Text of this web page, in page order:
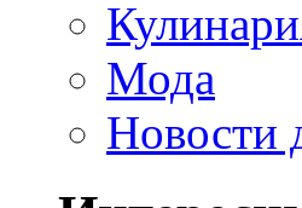
Мода
Новости